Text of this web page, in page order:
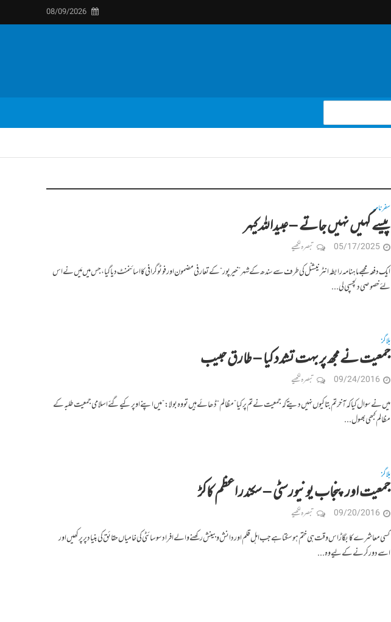
08/09/2026
سفرنامہ
پیسے کہیں نہیں جاتے – عبیداللہ کیہر
05/17/2025 تبصرہ لکھیے
ایک دفعہ مجھے ماہنامہ رابطہ انٹرنیشنل کی طرف سے سندھ کے شہر ”خیرپور“ کے تعارفی مضمون اور فوٹوگرافی کا اسائنمنٹ دیا گیا، جس میں مَیں نے اس
لئے خصوصی دلچسپی لی...
بلاگز
جمعیت نے مجھ پر بہت تشدد کیا – طارق حبیب
09/24/2016 تبصرہ لکھیے
میں نے سوال کیا کہ آخر تم بتا کیوں نہیں دیتے کہ جمعیت نے تم پر کیا ”مظالم“ ڈھائے ہیں تو وہ بولا: ”میں اپنے اوپر کیے گئے اسلامی جمعیت طلبہ کے
مظالم کبھی بھول...
بلاگز
جمعیت اور پنجاب یونیورسٹی – سکندر اعظم کاکڑ
09/20/2016 تبصرہ لکھیے
کسی معاشرے کا بگاڑ اس وقت ہی ختم ہو سکتا ہے جب اہل قلم اور دانش و بینش رکھنے والے افراد سوسائٹی کی خامیاں حقائق کی بنیاد پر پرکھیں اور
اسے دور کرنے کے لیے وہ...